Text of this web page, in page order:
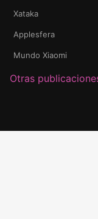
Xataka
Applesfera
Mundo Xiaomi
Otras